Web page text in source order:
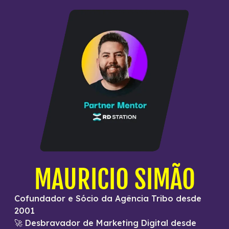
MAURICIO SIMÃO
Cofundador e Sócio da Agência Tribo desde
2001
🚀 Desbravador de Marketing Digital desde